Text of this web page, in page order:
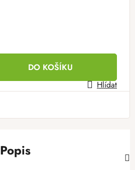
DO KOŠÍKU
Hlídat
Popis